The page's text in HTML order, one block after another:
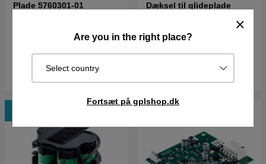
Are you in the right place?
Select country
Fortsæt på gplshop.dk
Plade 5760301-01
I lager
Køb
Dæksel til glideplade
60DKK
I lager
Køb